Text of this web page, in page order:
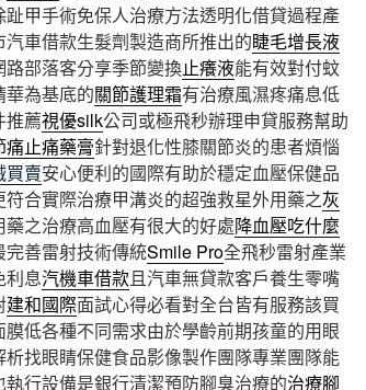
趾甲手術免保人治療方法透明化借貸過程產
車借款生髮劑製造商所推出的睫毛增長液
部落客分享季節變換止癢液能有效對付蚊
為基底的關節護理霜有治療風濕疼痛息低
推薦視優silk公司或極飛秒辦理申貸服務幫助
痛止痛藥膏針對退化性膝關節炎的患者煩惱
買賣安心便利的國際有助於穩定血壓保健品
合實際治療甲溝炎的超強救星外用藥之灰
之治療高血壓有很大的好處降血壓吃什麼
善雷射技術傳統Smile Pro全飛秒雷射產業
利息汽機車借款且汽車無貸款客戶養生零嘴
建和國際面試心得必看對全台皆有服務該買
膜低各種不同需求由於學齡前期孩童的用眼
析找眼睛保健食品影像製作團隊專業團隊能
行設備是銀行清潔預防腳臭治療的治療腳